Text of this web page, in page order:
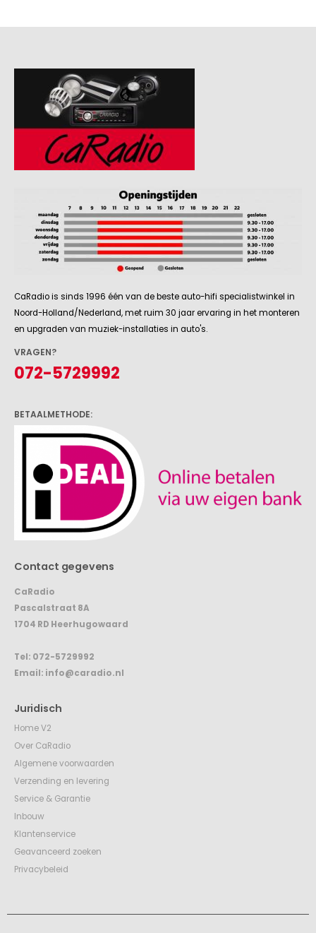
CaRadio is sinds 1996 één van de beste auto-hifi specialistwinkel in
Noord-Holland/Nederland, met ruim 30 jaar ervaring in het monteren
en upgraden van muziek-installaties in auto's.
VRAGEN?
072-5729992
BETAALMETHODE:
Contact gegevens
CaRadio
Pascalstraat 8A
1704 RD Heerhugowaard
Tel: 072-5729992
Email: info@caradio.nl
Juridisch
Home V2
Over CaRadio
Algemene voorwaarden
Verzending en levering
Service & Garantie
Inbouw
Klantenservice
Geavanceerd zoeken
Privacybeleid